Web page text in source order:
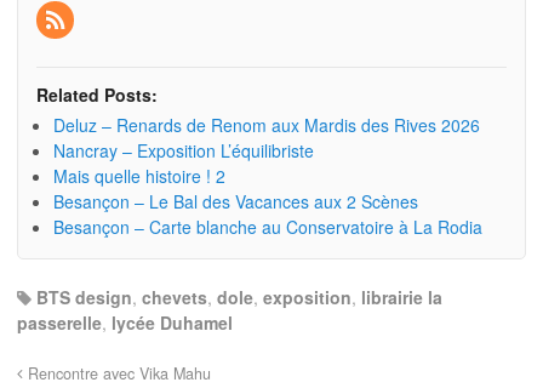
Related Posts:
Deluz – Renards de Renom aux Mardis des Rives 2026
Nancray – Exposition L’équilibriste
Mais quelle histoire ! 2
Besançon – Le Bal des Vacances aux 2 Scènes
Besançon – Carte blanche au Conservatoire à La Rodia
BTS design, chevets, dole, exposition, librairie la
passerelle, lycée Duhamel
Rencontre avec Vika Mahu